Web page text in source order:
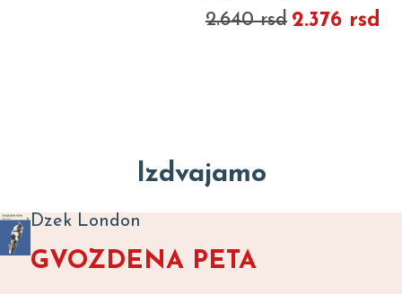
2.640 rsd 2.376 rsd
Izdvajamo
Dzek London
GVOZDENA PETA